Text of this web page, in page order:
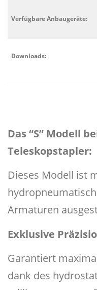
Verfügbare Anbaugeräte:
Downloads:
Das “S” Modell
Teleskopstapler:
Dieses Modell ist
Armaturen
Exklusive
Garantiert
dank des